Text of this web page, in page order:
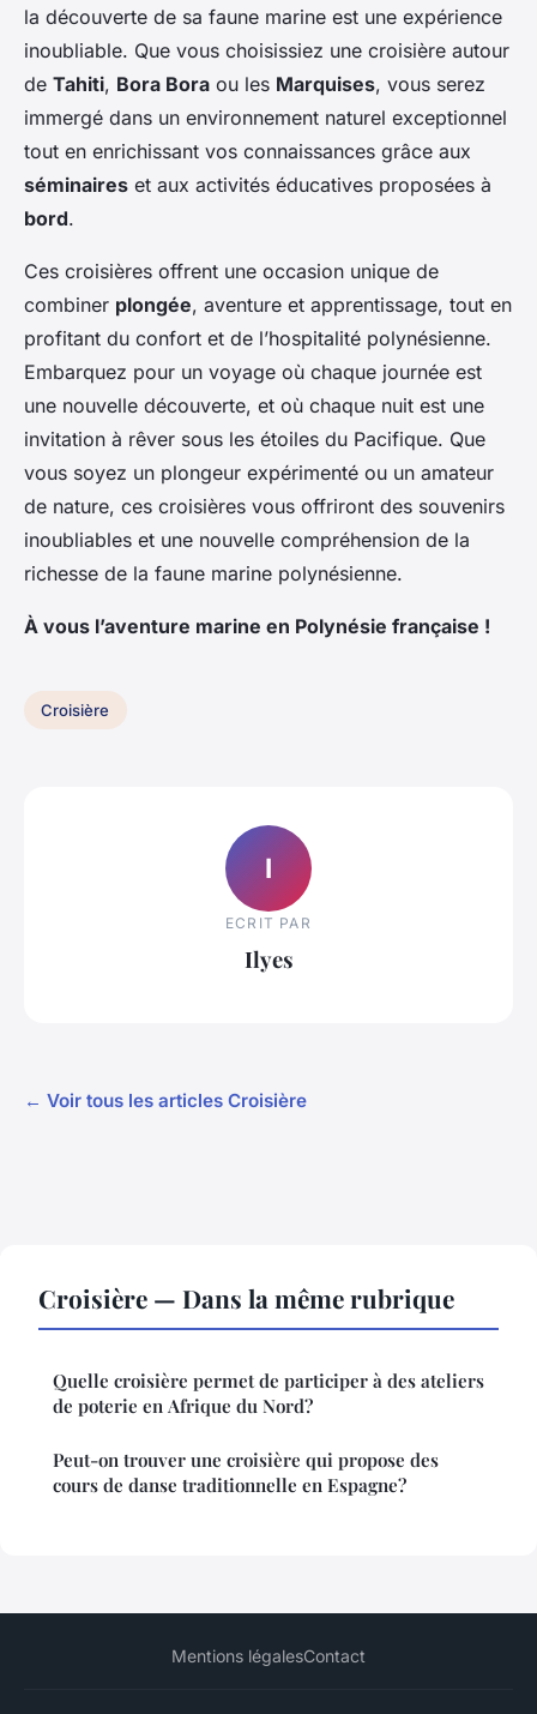
la découverte de sa faune marine est une expérience
inoubliable. Que vous choisissiez une croisière autour
de Tahiti, Bora Bora ou les Marquises, vous serez
immergé dans un environnement naturel exceptionnel
tout en enrichissant vos connaissances grâce aux
séminaires et aux activités éducatives proposées à
bord.
Ces croisières offrent une occasion unique de
combiner plongée, aventure et apprentissage, tout en
profitant du confort et de l’hospitalité polynésienne.
Embarquez pour un voyage où chaque journée est
une nouvelle découverte, et où chaque nuit est une
invitation à rêver sous les étoiles du Pacifique. Que
vous soyez un plongeur expérimenté ou un amateur
de nature, ces croisières vous offriront des souvenirs
inoubliables et une nouvelle compréhension de la
richesse de la faune marine polynésienne.
À vous l’aventure marine en Polynésie française !
Croisière
I
ECRIT PAR
Ilyes
← Voir tous les articles Croisière
Croisière — Dans la même rubrique
Quelle croisière permet de participer à des ateliers
de poterie en Afrique du Nord?
Peut-on trouver une croisière qui propose des
cours de danse traditionnelle en Espagne?
Mentions légalesContact